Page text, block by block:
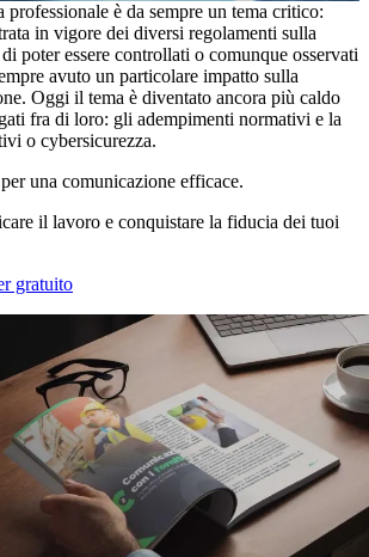
è da sempre un tema critico:
in vigore dei diversi regolamenti sulla
poter essere controllati o comunque osservati
avuto un particolare impatto sulla
Oggi il tema è diventato ancora più caldo
fra di loro: gli adempimenti normativi e la
o cybersicurezza.
una comunicazione efficace.
il lavoro e conquistare la fiducia dei tuoi
gratuito